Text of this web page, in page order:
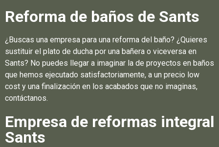
Reforma de baños de Sants
¿Buscas una empresa para una reforma del baño? ¿Quieres
sustituir el plato de ducha por una bañera o viceversa en
Sants? No puedes llegar a imaginar la de proyectos en baños
que hemos ejecutado satisfactoriamente, a un precio low
cost y una finalización en los acabados que no imaginas,
contáctanos.
Empresa de reformas integral
Sants